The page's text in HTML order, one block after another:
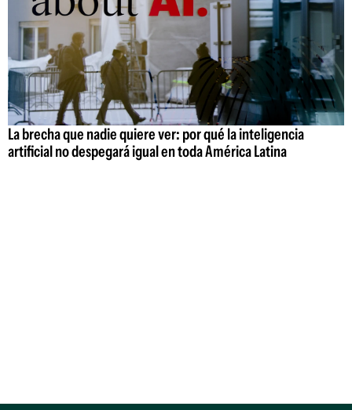
La brecha que nadie quiere ver: por qué la inteligencia
artificial no despegará igual en toda América Latina